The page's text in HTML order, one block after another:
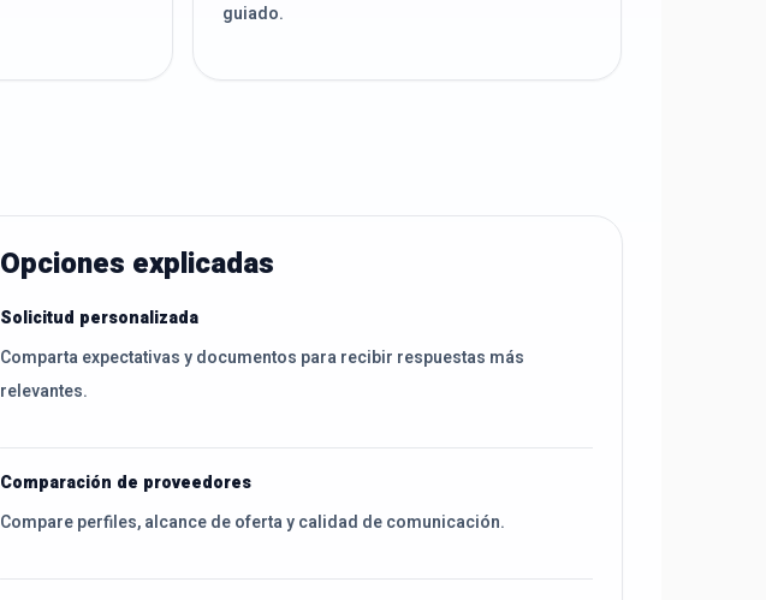
guiado.
Opciones explicadas
Solicitud personalizada
Comparta expectativas y documentos para recibir respuestas más
relevantes.
Comparación de proveedores
Compare perfiles, alcance de oferta y calidad de comunicación.